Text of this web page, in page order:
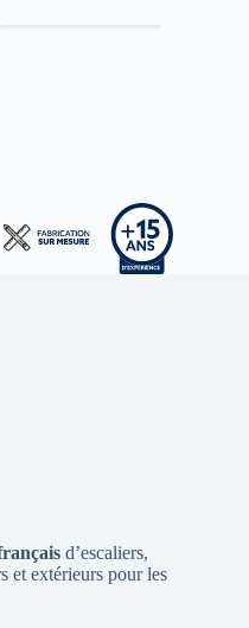
d’escaliers,
et extérieurs pour les